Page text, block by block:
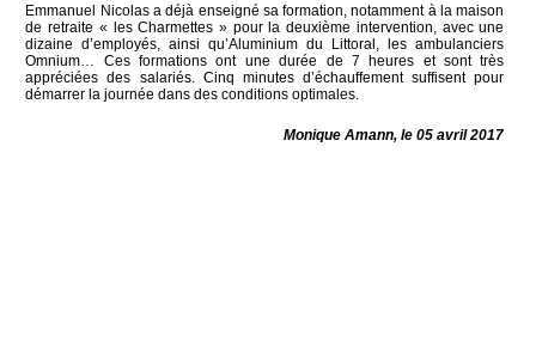
Emmanuel Nicolas a déjà enseigné sa formation, notamment à la maison
de retraite « les Charmettes » pour la deuxième intervention, avec une
dizaine d’employés, ainsi qu’Aluminium du Littoral, les ambulanciers
Omnium… Ces formations ont une durée de 7 heures et sont très
appréciées des salariés. Cinq minutes d’échauffement suffisent pour
démarrer la journée dans des conditions optimales.
Monique Amann, le 05 avril 2017